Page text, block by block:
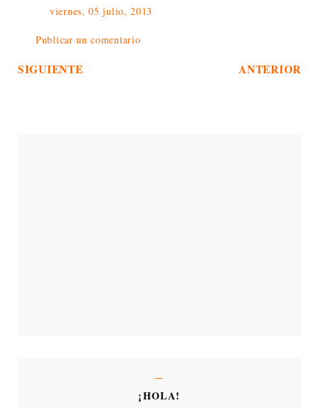
viernes, 05 julio, 2013
Publicar un comentario
SIGUIENTE ANTERIOR
¡HOLA!